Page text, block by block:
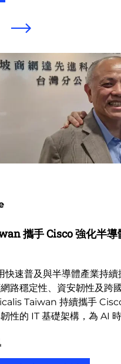
攜手 Cisco 強化半
快速普及與半導體產業持
路穩定性、資安韌性及跨
Taiwan 持續攜手
性的 IT 基礎架構，為 AI